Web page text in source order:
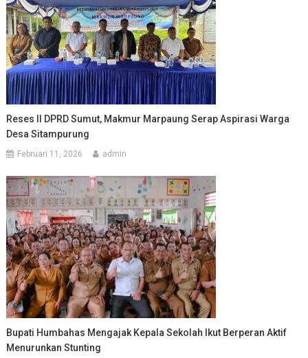
Reses II DPRD Sumut, Makmur Marpaung Serap Aspirasi Warga
Desa Sitampurung
Februari 11, 2026 admin
Bupati Humbahas Mengajak Kepala Sekolah Ikut Berperan Aktif
Menurunkan Stunting